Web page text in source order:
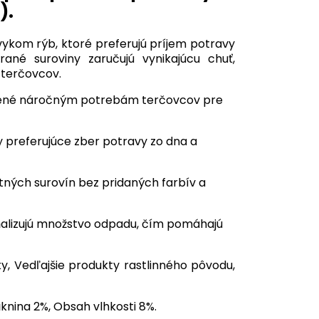
rýb, ktoré preferujú príjem potravy
suroviny zaručujú vynikajúcu chuť,
náročným potrebám terčovcov pre
zber potravy zo dna a
surovín bez pridaných farbív a
množstvo odpadu, čím pomáhajú
Vedľajšie produkty rastlinného pôvodu,
2%, Obsah vlhkosti 8%.